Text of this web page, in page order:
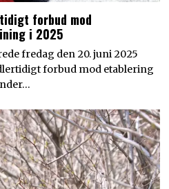
forbud mod
i 2025
fredag den 20. juni 2025
forbud mod etablering